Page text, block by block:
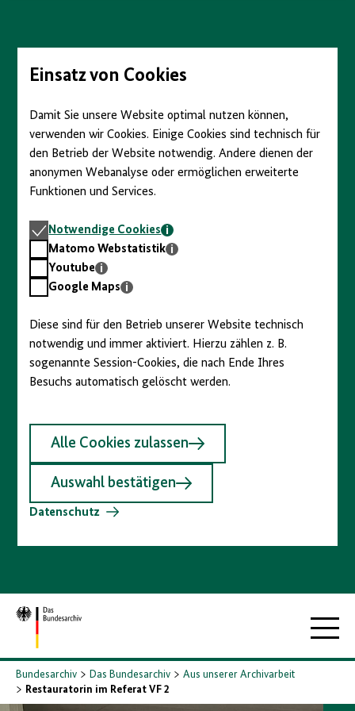
Seiteninhalt
springenEinsatz von Cookies
Damit Sie unsere Website optimal nutzen können,
verwenden wir Cookies. Einige Cookies sind technisch für
den Betrieb der Website notwendig. Andere dienen der
anonymen Webanalyse oder ermöglichen erweiterte
Funktionen und Services.
Notwendige
Cookies
Notwendige Cookies
Matomo
Webstatistik
Matomo Webstatistik
Youtube
Youtube
GoogleGoogle Maps
Diese sind für den Betrieb unserer Website technisch
notwendig und immer aktiviert. Hierzu zählen z. B.
sogenannte Session-Cookies, die nach Ende Ihres
Besuchs automatisch gelöscht werden.
Alle Cookies zulassen
Auswahl bestätigen
Datenschutz
Zur
Startseite
Bundesarchiv Das Bundesarchiv
Aus unserer Archivarbeit
Restauratorin im Referat VF 2